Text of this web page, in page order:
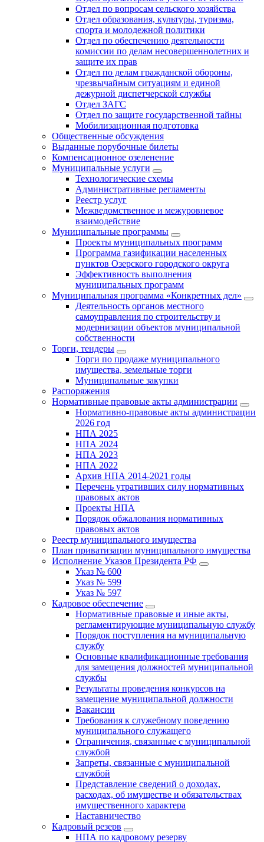
Отдел по вопросам сельского хозяйства
Отдел образования, культуры, туризма,
спорта и молодежной политики
Отдел по обеспечению деятельности
комиссии по делам несовершеннолетних и
защите их прав
Отдел по делам гражданской обороны,
чрезвычайным ситуациям и единой
дежурной диспетчерской службы
Отдел ЗАГС
Отдел по защите государственной тайны
Мобилизационная подготовка
Общественные обсуждения
Выданные порубочные билеты
Компенсационное озеленение
Муниципальные услуги
Технологические схемы
Административные регламенты
Реестр услуг
Межведомственное и межуровневое
взаимодействие
Муниципальные программы
Проекты муниципальных программ
Программа газификации населенных
пунктов Озерского городского округа
Эффективность выполнения
муниципальных программ
Муниципальная программа «Конкретных дел»
Деятельность органов местного
самоуправления по строительству и
модернизации объектов муниципальной
собственности
Торги, тендеры
Торги по продаже муниципального
имущества, земельные торги
Муниципальные закупки
Распоряжения
Нормативные правовые акты администрации
Нормативно-правовые акты администрации
2026 год
НПА 2025
НПА 2024
НПА 2023
НПА 2022
Архив НПА 2014-2021 годы
Перечень утративших силу нормативных
правовых актов
Проекты НПА
Порядок обжалования нормативных
правовых актов
Реестр муниципального имущества
План приватизации муниципального имущества
Исполнение Указов Президента РФ
Указ № 600
Указ № 599
Указ № 597
Кадровое обеспечение
Нормативные правовые и иные акты,
регламентирующие муниципальную службу
Порядок поступления на муниципальную
службу
Основные квалификационные требования
для замещения должностей муниципальной
службы
Результаты проведения конкурсов на
замещение муниципальной должности
Вакансии
Требования к служебному поведению
муниципального служащего
Ограничения, связанные с муниципальной
службой
Запреты, связанные с муниципальной
службой
Представление сведений о доходах,
расходах, об имуществе и обязательствах
имущественного характера
Наставничество
Кадровый резерв
НПА по кадровому резерву